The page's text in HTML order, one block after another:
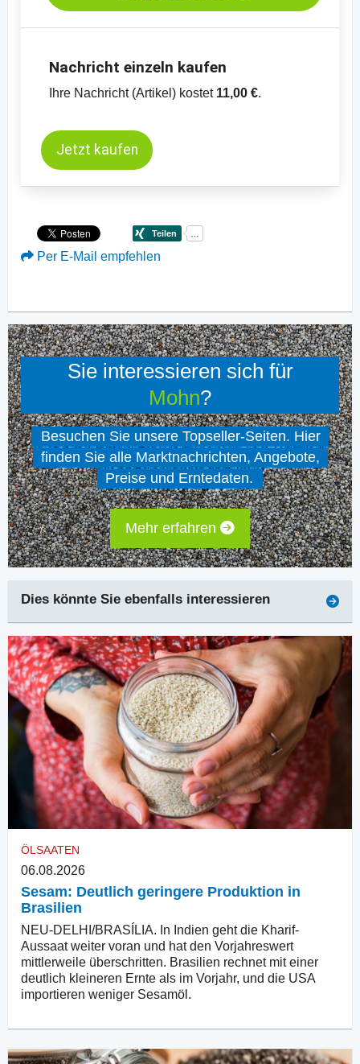
Nachricht einzeln kaufen
Ihre Nachricht (Artikel) kostet 11,00 €.
Jetzt kaufen
Per E-Mail empfehlen
Sie interessieren sich für
Mohn?
Besuchen Sie unsere Topseller-Seiten. Hier
finden Sie alle Marktnachrichten, Angebote,
Preise und Erntedaten.
Mehr erfahren
Dies könnte Sie ebenfalls interessieren
ÖLSAATEN
06.08.2026
Sesam: Deutlich geringere Produktion in
Brasilien
NEU-DELHI/BRASÍLIA. In Indien geht die Kharif-
Aussaat weiter voran und hat den Vorjahreswert
mittlerweile überschritten. Brasilien rechnet mit einer
deutlich kleineren Ernte als im Vorjahr, und die USA
importieren weniger Sesamöl.